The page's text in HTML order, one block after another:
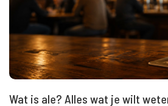
Wat is ale? Alles wat je wilt